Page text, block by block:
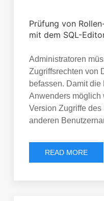
Prüfung von
mit dem SQL-
Administratoren
Zugriffsrechten von
befassen. Damit
Anwenders möglich
Version Zugriffe
anderen
READ MORE